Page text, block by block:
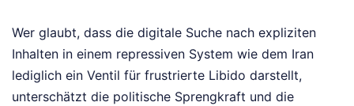
Wer glaubt, dass die digitale Suche nach expliziten
Inhalten in einem repressiven System wie dem Iran
lediglich ein Ventil für frustrierte Libido darstellt,
unterschätzt die politische Sprengkraft und die